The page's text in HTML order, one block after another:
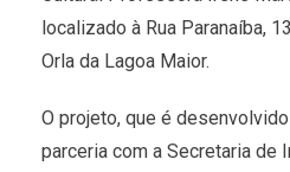
localizado à Rua Paranaíba,
Orla da Lagoa Maior.
O projeto, que é
parceria com a Secretaria de